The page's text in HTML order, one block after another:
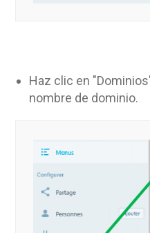
Haz clic en
nombre de dominio.